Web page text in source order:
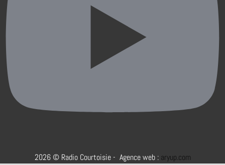
2026 © Radio Courtoisie - Agence web : aryup.com